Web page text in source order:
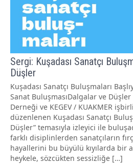
Sergi: Kuşadası Sanatçı
Düşler
Kuşadası Sanatçı Buluşmaları
Sanat BuluşmasıDalgalar ve
Derneği ve KEGEV / KUAKMER
düzenlenen Kuşadası Sanatçı
Düşler” temasıyla izleyici ile
farklı disiplinlerden sanatçıların
hayallerini bu büyülü kıyılarda bir
heykele, sözcükten sessizliğe […]